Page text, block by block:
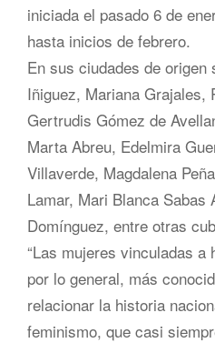
iniciada el pasado 6 de
hasta inicios de febrero.
En sus ciudades de
Iñiguez, Mariana Grajales,
Gertrudis Gómez de
Marta Abreu, Edelmira
Villaverde, Magdalena
Lamar, Mari Blanca Sabas
Domínguez, entre otras
“Las mujeres vinculadas
por lo general, más
relacionar la historia
feminismo, que casi